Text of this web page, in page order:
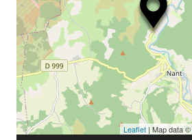
Leaflet | Map data ©